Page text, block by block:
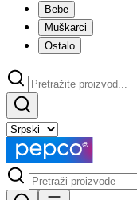
Bebe
Muškarci
Ostalo